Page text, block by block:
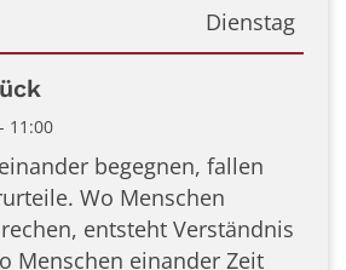
Dienstag
2026
11:00
begegnen, fallen
Wo Menschen
entsteht Verständnis
Menschen einander Zeit